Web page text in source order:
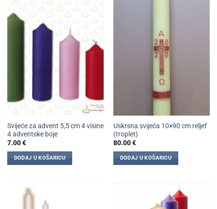
Svijeće za advent 5,5 cm 4 visine
4 adventske boje
7.00€
DODAJ U KOŠARICU
Uskrsna svijeća 10×90 cm reljef
(troplet)
80.00€
DODAJ U KOŠARICU